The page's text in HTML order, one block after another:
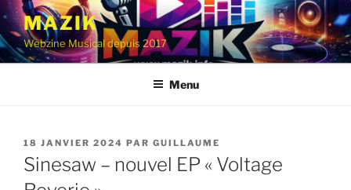
Aller
contenu
principal
MAZIK
Webzine Musical depuis 2017
Menu
PUBLIÉ
LE
18 JANVIER 2024 PAR GUILLAUME
Sinesaw – nouvel EP « Voltage